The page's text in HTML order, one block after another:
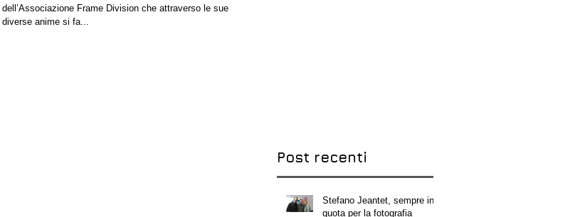
dell’Associazione Frame Division che attraverso le sue
diverse anime si fa...
Post recenti
Stefano Jeantet, sempre in
quota per la fotografia